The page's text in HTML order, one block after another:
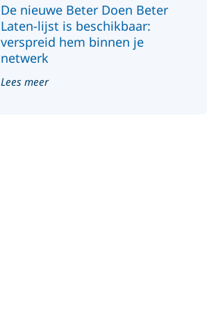
De nieuwe Beter Doen Beter
Laten-lijst is beschikbaar:
verspreid hem binnen je
netwerk
Lees meer